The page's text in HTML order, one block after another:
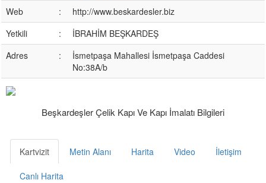
Web
:
http://www.beskardesler.biz
Yetkili
:
İBRAHİM BEŞKARDEŞ
Adres
:
İsmetpaşa Mahallesi İsmetpaşa Caddesi
No:38A/b
Beşkardeşler Çelik Kapı Ve Kapı İmalatı Bilgileri
Kartvizit Metin Alanı Harita Video İletişim
Canlı Harita